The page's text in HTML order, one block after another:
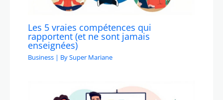
Les 5 vraies compétences qui
rapportent (et ne sont jamais
enseignées)
Business | BySuper Mariane